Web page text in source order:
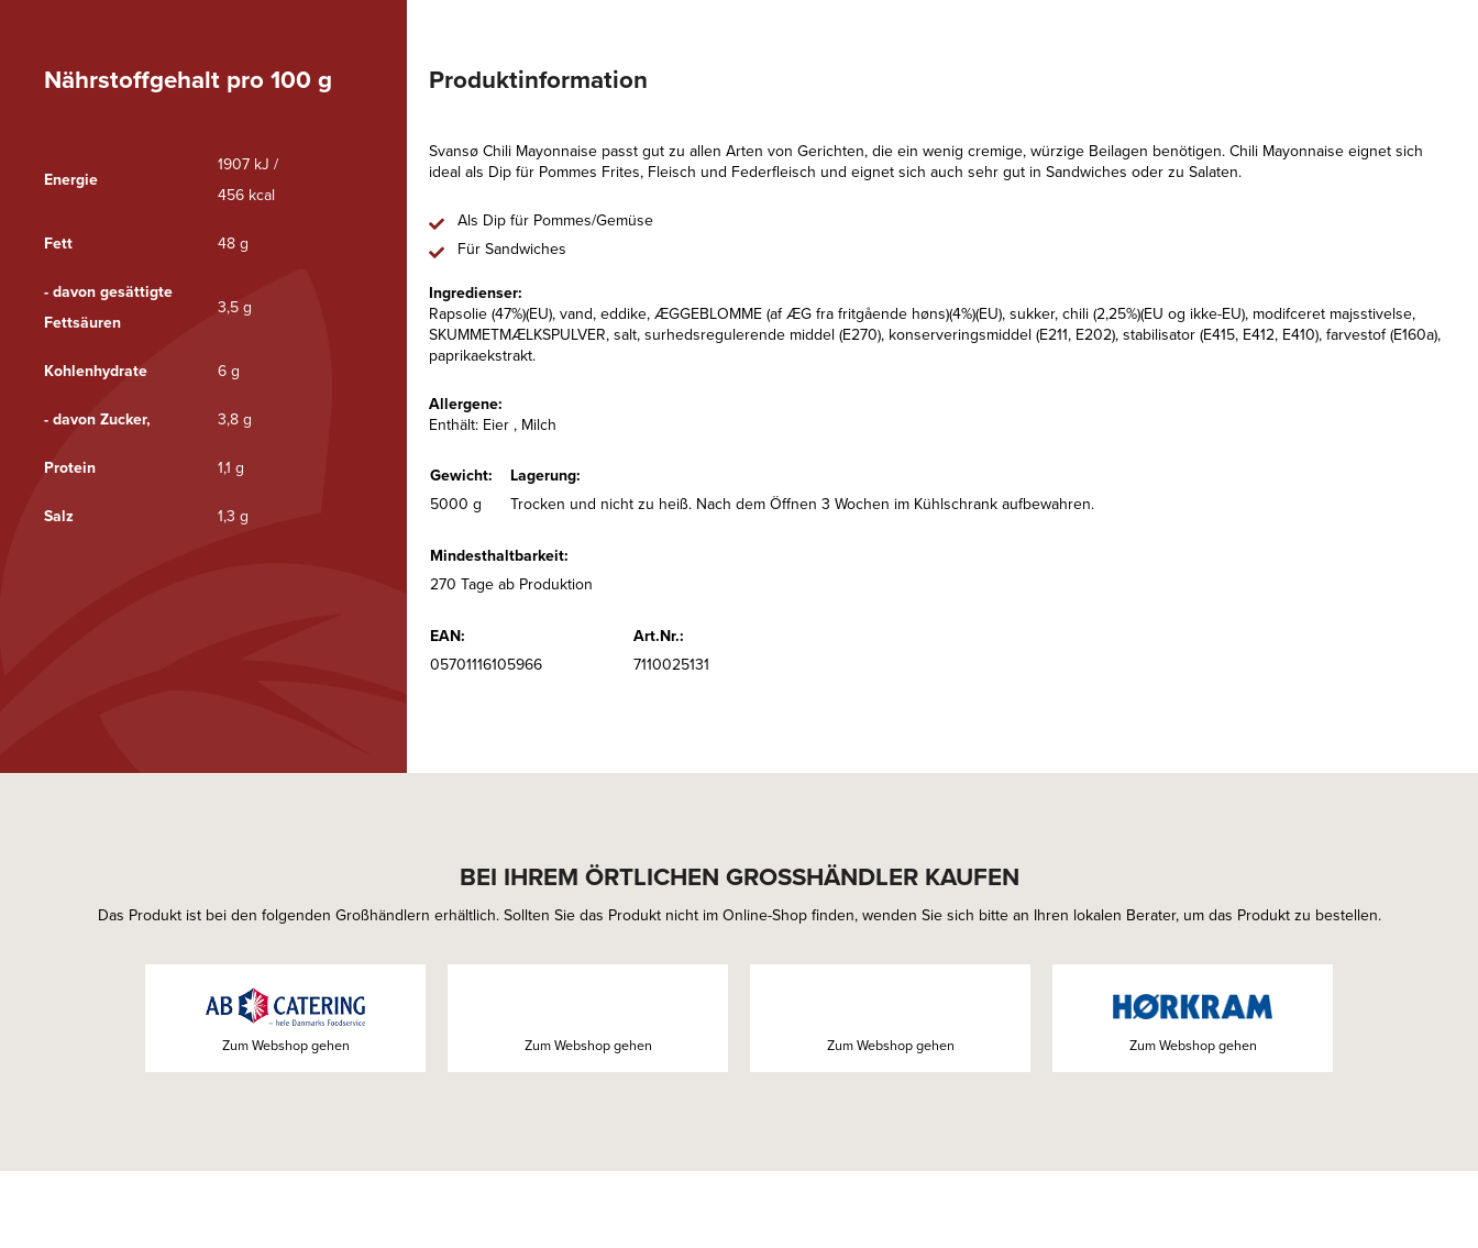
Nährstoffgehalt pro 100 g
Energie
1907 kJ /
456 kcal
Fett 48 g
- davon gesättigte
Fettsäuren
3,5 g
Kohlenhydrate 6 g
- davon Zucker, 3,8 g
Protein 1,1 g
Salz 1,3 g
Produktinformation
Svansø Chili Mayonnaise passt gut zu allen Arten von Gerichten, die ein wenig cremige, würzige Beilagen benötigen. Chili Mayonnaise eignet sich
ideal als Dip für Pommes Frites, Fleisch und Federfleisch und eignet sich auch sehr gut in Sandwiches oder zu Salaten.
Als Dip für Pommes/Gemüse
Für Sandwiches
Ingredienser:
Rapsolie (47%)(EU), vand, eddike, ÆGGEBLOMME (af ÆG fra fritgående høns)(4%)(EU), sukker, chili (2,25%)(EU og ikke-EU), modifceret majsstivelse,
SKUMMETMÆLKSPULVER, salt, surhedsregulerende middel (E270), konserveringsmiddel (E211, E202), stabilisator (E415, E412, E410), farvestof (E160a),
paprikaekstrakt.
Allergene:
Enthält: Eier , Milch
Gewicht:
Lagerung:
5000 g
Trocken und nicht zu heiß. Nach dem Öffnen 3 Wochen im Kühlschrank aufbewahren.
Mindesthaltbarkeit:
270 Tage ab Produktion
EAN:
Art.Nr.:
05701116105966
7110025131
BEI IHREM ÖRTLICHEN GROSSHÄNDLER KAUFEN
Das Produkt ist bei den folgenden Großhändlern erhältlich. Sollten Sie das Produkt nicht im Online-Shop finden, wenden Sie sich bitte an Ihren lokalen Berater, um das Produkt zu bestellen.
Zum Webshop gehen Zum Webshop gehen Zum Webshop gehen Zum Webshop gehen